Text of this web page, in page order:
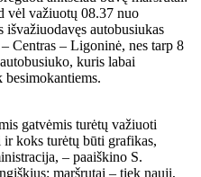
vėl važiuotų 08.37 nuo
išvažiuodavęs autobusiukas
Centras – Ligoninė, nes tarp 8
kuris labai
besimokantiems.
gatvėmis turėtų važiuoti
ir koks turėtų būti grafikas,
– paaiškino S.
maršrutai – tiek nauji,